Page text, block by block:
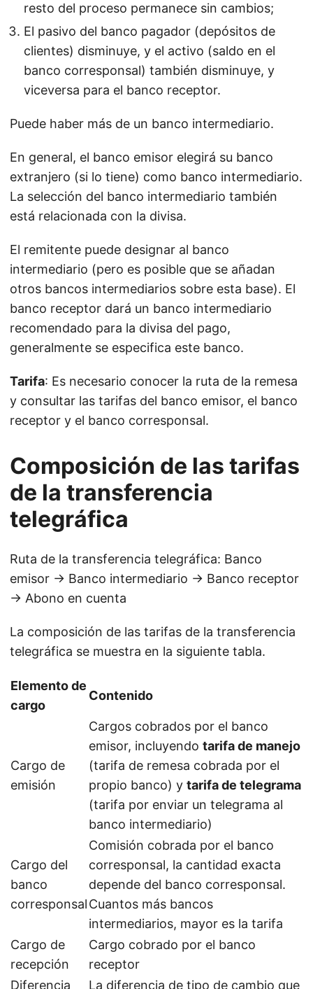
resto del proceso permanece sin cambios;
El pasivo del banco pagador (depósitos de
clientes) disminuye, y el activo (saldo en el
banco corresponsal) también disminuye, y
viceversa para el banco receptor.
Puede haber más de un banco intermediario.
En general, el banco emisor elegirá su banco
extranjero (si lo tiene) como banco intermediario.
La selección del banco intermediario también
está relacionada con la divisa.
El remitente puede designar al banco
intermediario (pero es posible que se añadan
otros bancos intermediarios sobre esta base). El
banco receptor dará un banco intermediario
recomendado para la divisa del pago,
generalmente se especifica este banco.
Tarifa: Es necesario conocer la ruta de la remesa
y consultar las tarifas del banco emisor, el banco
receptor y el banco corresponsal.
Composición de las tarifas
de la transferencia
telegráfica
Ruta de la transferencia telegráfica: Banco
emisor → Banco intermediario → Banco receptor
→ Abono en cuenta
La composición de las tarifas de la transferencia
telegráfica se muestra en la siguiente tabla.
Elemento de
cargo
Contenido
Cargo de
emisión
Cargos cobrados por el banco
emisor, incluyendo tarifa de manejo
(tarifa de remesa cobrada por el
propio banco) y tarifa de telegrama
(tarifa por enviar un telegrama al
banco intermediario)
Cargo del
banco
corresponsal
Comisión cobrada por el banco
corresponsal, la cantidad exacta
depende del banco corresponsal.
Cuantos más bancos
intermediarios, mayor es la tarifa
Cargo de
recepción
Cargo cobrado por el banco
receptor
Diferencia
La diferencia de tipo de cambio que